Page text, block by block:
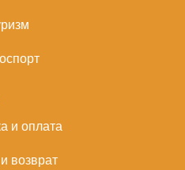
и оплата
возврат